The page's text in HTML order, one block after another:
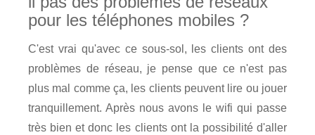
pour les téléphones mobiles ?
C'est vrai qu'avec ce sous-sol, les clients ont des
problèmes de réseau, je pense que ce n'est pas
plus mal comme ça, les clients peuvent lire ou jouer
tranquillement. Après nous avons le wifi qui passe
très bien et donc les clients ont la possibilité d'aller